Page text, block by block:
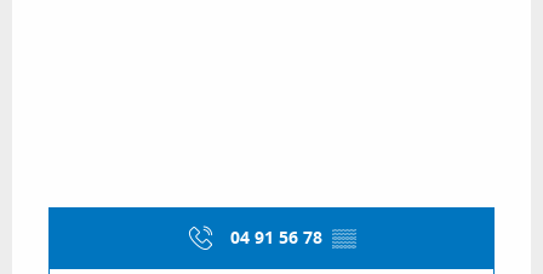
04 91 56 78 ▒▒